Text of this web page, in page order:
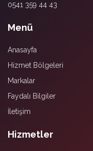
0541 359 44 43
Menü
Anasayfa
Hizmet Bölgeleri
Markalar
Faydalı Bilgiler
İletişim
Hizmetler